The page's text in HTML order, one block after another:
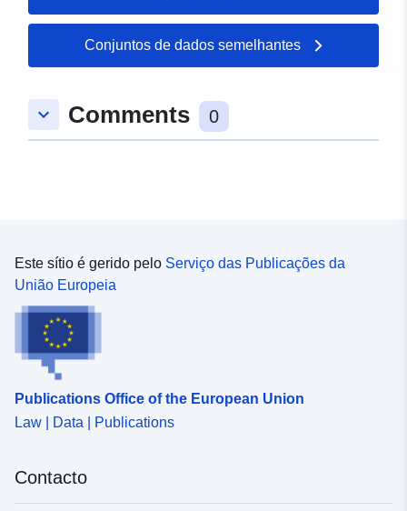
7.56226, 49.2206 ], [
Tipo: Polygon
Recurso
espacial:
Conjuntos de dados semelhantes
keyboard_arrow_down Comments 0
Este sítio é gerido pelo Serviço das Publicações da
União Europeia
Publications Office of the European Union
Law | Data | Publications
Contacto